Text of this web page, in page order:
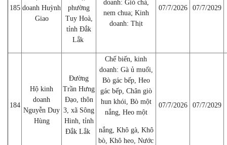
185 doanh Huỳnh
Giao
phường
Tuy Hoà,
tỉnh Đắk
Lắk
doanh: Giò chả,
nem chua; Kinh
doanh: Thịt
07/7/2026 07/7/2029
184
Hộ kinh
doanh
Nguyễn Duy
Hùng
Đường
Trần Hưng
Đạo, thôn
3, xã Sông
Hinh, tỉnh
Đắk Lắk
Chế biến, kinh
doanh: Gà ủ muối,
Bò gác bếp, Heo
gác bếp, Chân giò
hun khói, Bò một
nắng, Heo một
nắng, Khô gà, Khô
bò, Khô heo, Nước
07/7/2026 07/7/2029